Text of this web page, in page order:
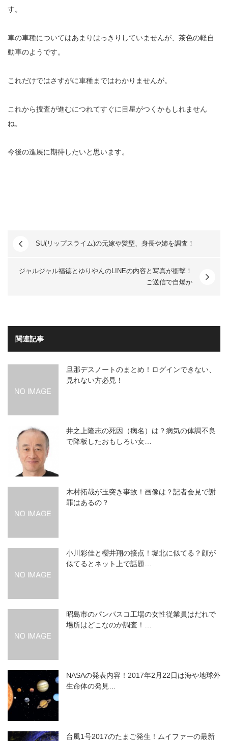
す。
車の車種についてはあまりはっきりしていませんが、茶色の軽自
動車のようです。
これだけではさすがに車種まではわかりませんが。
これから捜査が進むにつれてすぐに目星がつくかもしれません
ね。
今後の進展に期待したいと思います。
SU(リップスライム)の元嫁や髪型、身長や姉を調査！
ジャルジャル福徳とゆりやんのLINEの内容と写真が衝撃！
ご送信で自爆か
関連記事
旦那デスノートのまとめ！ログインできない、
見れない方必見！
井之上隆志の死因（病名）は？病気の体調不良
で降板したおもしろい女…
木村拓哉が玉突き事故！画像は？記者会見で謝
罪はあるの？
小川彩佳と櫻井翔の接点！堀北に似てる？顔が
似てるとネット上で話題…
昭島市のパンパスコ工場の女性従業員はだれで
場所はどこなのか調査！…
NASAの発表内容！2017年2月22日は海や地球外
生命体の発見…
台風1号2017のたまご発生！ムイファーの最新